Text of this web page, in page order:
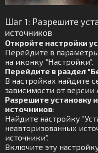
Шаг 1: Разрешите
источников
Откройте настройки
Перейдите в
на иконку "Настройки".
Перейдите в раздел
В настройках найдите
зависимости от версии
Разрешите установку
источников:
Найдите настройку
неавторизованных
источники".
Включите эту